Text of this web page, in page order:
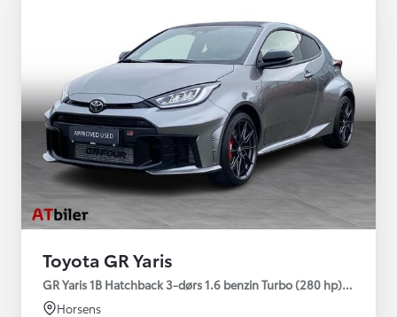
Toyota GR Yaris
GR Yaris 1B Hatchback 3-dørs 1.6 benzin Turbo (280 hp) Aut.
Horsens